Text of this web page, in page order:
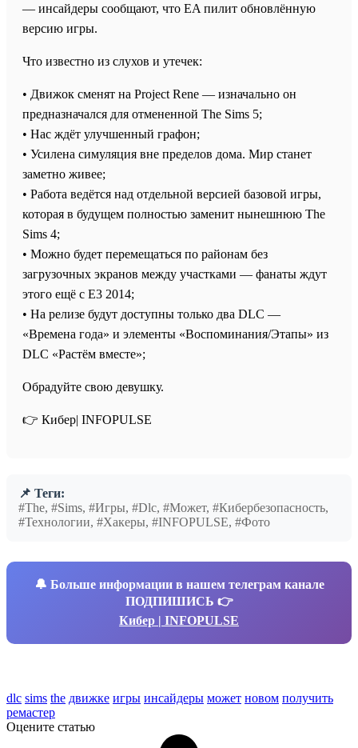
— инсайдеры сообщают, что EA пилит обновлённую
версию игры.
Что известно из слухов и утечек:
• Движок сменят на Project Rene — изначально он
предназначался для отмененной The Sims 5;
• Нас ждёт улучшенный графон;
• Усилена симуляция вне пределов дома. Мир станет
заметно живее;
• Работа ведётся над отдельной версией базовой игры,
которая в будущем полностью заменит нынешнюю The
Sims 4;
• Можно будет перемещаться по районам без
загрузочных экранов между участками — фанаты ждут
этого ещё с E3 2014;
• На релизе будут доступны только два DLC —
«Времена года» и элементы «Воспоминания/Этапы» из
DLC «Растём вместе»;
Обрадуйте свою девушку.
👉 Кибер| INFOPULSE⁩
📌 Теги:
#The, #Sims, #Игры, #Dlc, #Может, #Кибербезопасность,
#Технологии, #Хакеры, #INFOPULSE, #Фото
🔔 Больше информации в нашем телеграм канале
ПОДПИШИСЬ 👉
Кибер | INFOPULSE
dlc sims the движке игры инсайдеры может новом получить
ремастер
Оцените статью